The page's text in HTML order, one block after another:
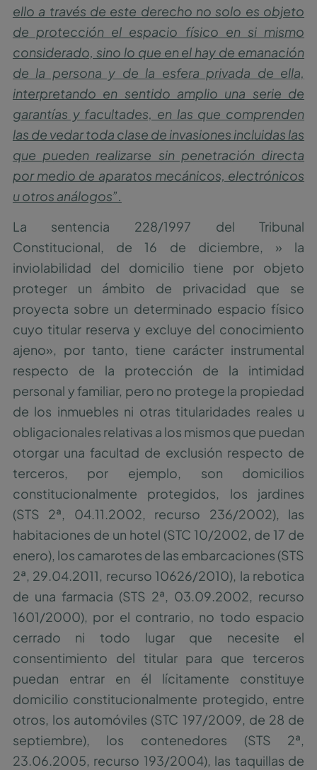
ello a través de este derecho no solo es objeto
de protección el espacio físico en si mismo
considerado, sino lo que en el hay de emanación
de la persona y de la esfera privada de ella,
interpretando en sentido amplio una serie de
garantías y facultades, en las que comprenden
las de vedar toda clase de invasiones incluidas las
que pueden realizarse sin penetración directa
por medio de aparatos mecánicos, electrónicos
u otros análogos”.
La sentencia 228/1997 del Tribunal
Constitucional, de 16 de diciembre, » la
inviolabilidad del domicilio tiene por objeto
proteger un ámbito de privacidad que se
proyecta sobre un determinado espacio físico
cuyo titular reserva y excluye del conocimiento
ajeno», por tanto, tiene carácter instrumental
respecto de la protección de la intimidad
personal y familiar, pero no protege la propiedad
de los inmuebles ni otras titularidades reales u
obligacionales relativas a los mismos que puedan
otorgar una facultad de exclusión respecto de
terceros, por ejemplo, son domicilios
constitucionalmente protegidos, los jardines
(STS 2ª, 04.11.2002, recurso 236/2002), las
habitaciones de un hotel (STC 10/2002, de 17 de
enero), los camarotes de las embarcaciones (STS
2ª, 29.04.2011, recurso 10626/2010), la rebotica
de una farmacia (STS 2ª, 03.09.2002, recurso
1601/2000), por el contrario, no todo espacio
cerrado ni todo lugar que necesite el
consentimiento del titular para que terceros
puedan entrar en él lícitamente constituye
domicilio constitucionalmente protegido, entre
otros, los automóviles (STC 197/2009, de 28 de
septiembre), los contenedores (STS 2ª,
23.06.2005, recurso 193/2004), las taquillas de